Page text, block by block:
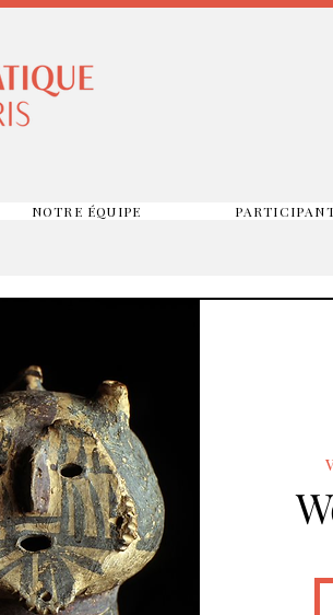
NOTRE ÉQUIPE